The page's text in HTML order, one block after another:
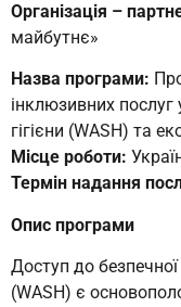
Організація –
майбутнє»
Назва програми:
інклюзивних послуг
гігієни (WASH) та
Місце роботи:
Термін надання
Опис програми
Доступ до безпечної
(WASH) є